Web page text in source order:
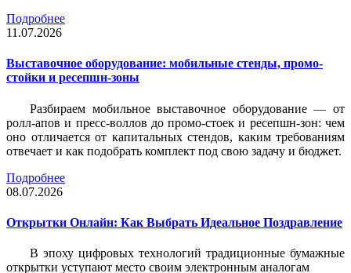
Подробнее
11.07.2026
Выставочное оборудование: мобильные стенды, промо-
стойки и ресепшн-зоны
Разбираем мобильное выставочное оборудование — от
ролл-апов и пресс-воллов до промо-стоек и ресепшн-зон: чем
оно отличается от капитальных стендов, каким требованиям
отвечает и как подобрать комплект под свою задачу и бюджет.
Подробнее
08.07.2026
Открытки Онлайн: Как Выбрать Идеальное Поздравление
В эпоху цифровых технологий традиционные бумажные
открытки уступают место своим электронным аналогам